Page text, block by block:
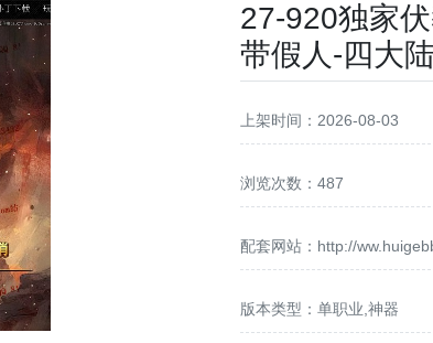
27-920独家
带假人-四大
上架时间：2026-08-03
浏览次数：487
配套网站： http://
版本类型：单职业,神器